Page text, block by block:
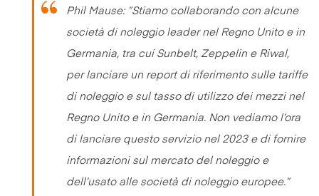
Phil Mause: ”Stiamo collaborando con alcune
società di noleggio leader nel Regno Unito e in
Germania, tra cui Sunbelt, Zeppelin e Riwal,
per lanciare un report di riferimento sulle tariffe
di noleggio e sul tasso di utilizzo dei mezzi nel
Regno Unito e in Germania. Non vediamo l’ora
di lanciare questo servizio nel 2023 e di fornire
informazioni sul mercato del noleggio e
dell’usato alle società di noleggio europee.”